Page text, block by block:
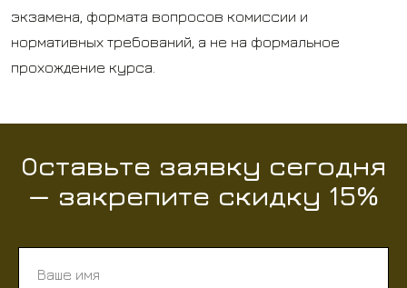
экзамена, формата вопросов комиссии и
нормативных требований, а не на формальное
прохождение курса.
Оставьте заявку сегодня
— закрепите скидку 15%